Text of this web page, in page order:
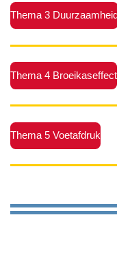
Thema 3
Thema 4 Broeikaseffect
Thema 5 Voetafdruk